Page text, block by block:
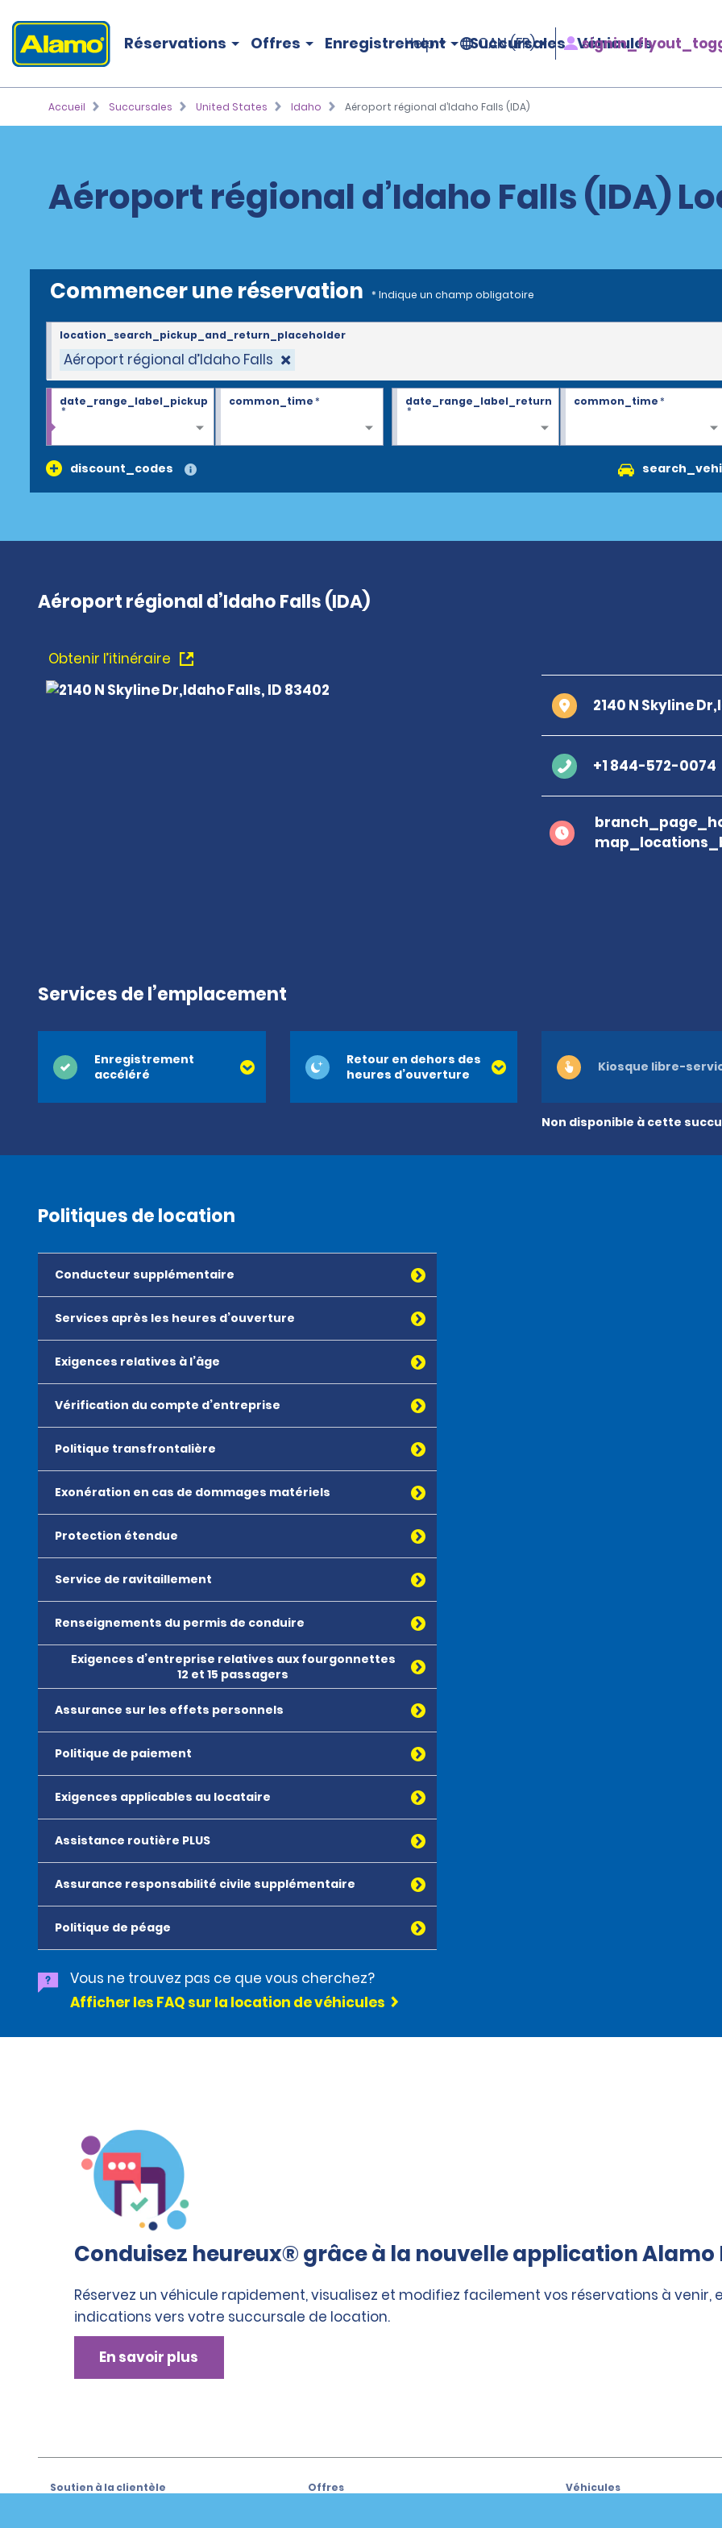
Réservations Offres Enregistrement Succursales Véhicules
Help CAN (FR)
Accueil Succursales United States Idaho Aéroport régional d’Idaho Falls (IDA)
Aéroport régional d’Idaho Falls (IDA)
Commencer une réservation * Indique un champ obligatoire
Aéroport régional d’Idaho Falls
location_search_pickup_and_return_placeholder
date_range_label_pickup
*
common_time* date_range_label_return
*
common_time*
discount_codes
Aéroport régional d’Idaho Falls (IDA)
Obtenir l’itinéraire
2140 N Skyline
+1 844-572-0074
Services de l’emplacement
Enregistrement
accéléré
Retour en dehors des
heures d’ouverture
Non disponible à cette
Kiosque libre-
Politiques de location
Conducteur supplémentaire
Services après les heures d’ouverture
Exigences relatives à l’âge
Vérification du compte d’entreprise
Politique transfrontalière
Exonération en cas de dommages matériels
Protection étendue
Service de ravitaillement
Renseignements du permis de conduire
Exigences d’entreprise relatives aux fourgonnettes
12 et 15 passagers
Assurance sur les effets personnels
Politique de paiement
Exigences applicables au locataire
Assistance routière PLUS
Assurance responsabilité civile supplémentaire
Politique de péage
Vous ne trouvez pas ce que vous cherchez?
Afficher les FAQ sur la location de véhicules
Conduisez heureux® grâce à la nouvelle application Alamo
Réservez un véhicule rapidement, visualisez et modifiez facilement vos réservations à venir,
indications vers votre succursale de location.
En savoir plus
Soutien à la clientèle Offres Véhicules